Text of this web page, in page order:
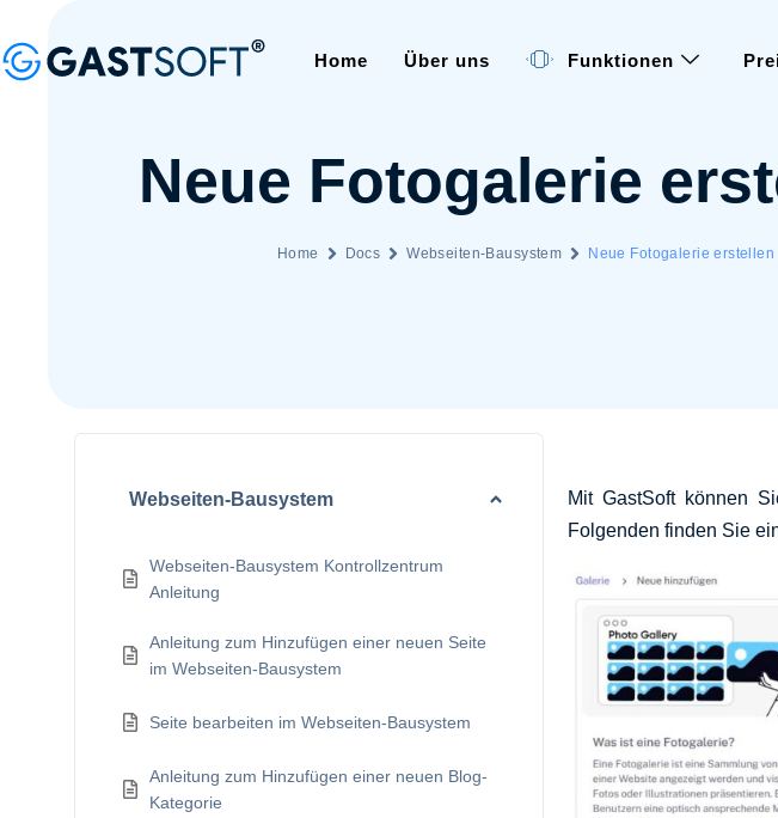
Home Über uns Funktionen
Neue Fotogalerie
Home Docs Webseiten-Bausystem Neue Fotogalerie erstellen
Webseiten-Bausystem
Webseiten-Bausystem Kontrollzentrum
Anleitung
Anleitung zum Hinzufügen einer neuen Seite
im Webseiten-Bausystem
Seite bearbeiten im Webseiten-Bausystem
Anleitung zum Hinzufügen einer neuen Blog-
Kategorie
Mit GastSoft können
Folgenden finden Sie